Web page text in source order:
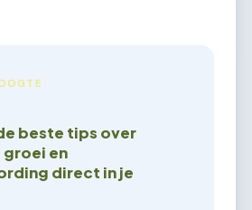
beste tips over
en
direct in je